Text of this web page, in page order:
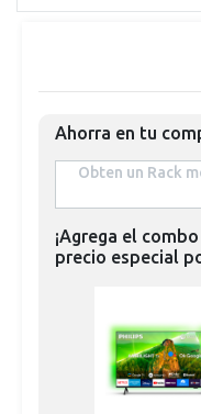
Ahorra en tu
Obten un Rack
¡Agrega el
precio especial